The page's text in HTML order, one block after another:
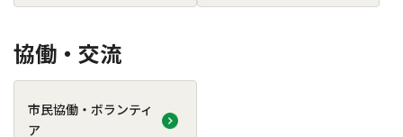
協働・交流
市民協働・ボランティ
ア